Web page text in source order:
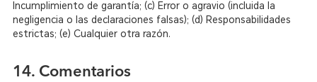
Incumplimiento de garantía; (c) Error o agravio (incluida la
negligencia o las declaraciones falsas); (d) Responsabilidades
estrictas; (e) Cualquier otra razón.
14. Comentarios